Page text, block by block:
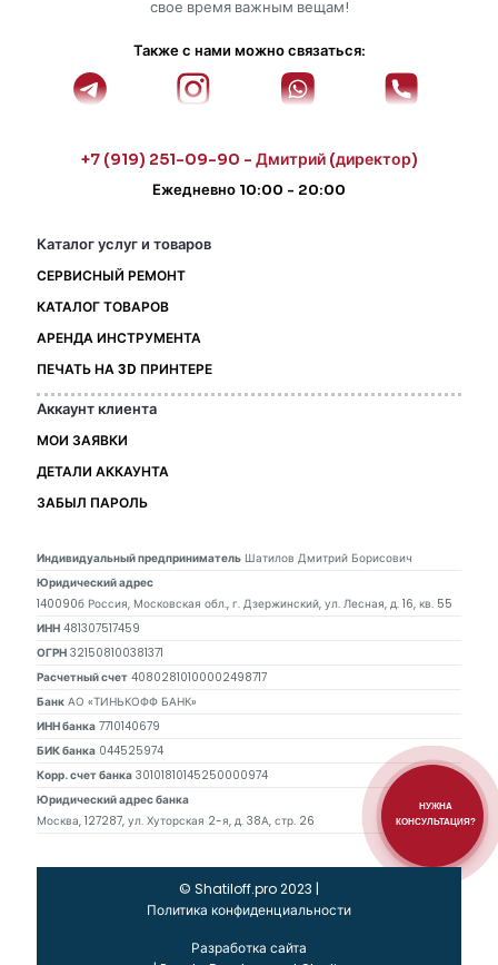
свое время важным вещам!
Также с нами можно связаться:
+7 (919) 251-09-90 - Дмитрий (директор)
Ежедневно 10:00 - 20:00
Каталог услуг и товаров
СЕРВИСНЫЙ РЕМОНТ
КАТАЛОГ ТОВАРОВ
АРЕНДА ИНСТРУМЕНТА
ПЕЧАТЬ НА 3D ПРИНТЕРЕ
Аккаунт клиента
МОИ ЗАЯВКИ
ДЕТАЛИ АККАУНТА
ЗАБЫЛ ПАРОЛЬ
Индивидуальный предприниматель Шатилов Дмитрий Борисович
Юридический адрес
140090б Россия, Московская обл., г. Дзержинский, ул. Лесная, д. 16, кв. 55
ИНН 481307517459
ОГРН 321508100381371
Расчетный счет 40802810100002498717
Банк АО «ТИНЬКОФФ БАНК»
ИНН банка 7710140679
БИК банка 044525974
Корр. счет банка 30101810145250000974
Юридический адрес банка
Москва, 127287, ул. Хуторская 2-я, д. 38А, стр. 26
НУЖНА
КОНСУЛЬТАЦИЯ?
© Shatiloff.pro 2023 |
Политика конфиденциальности
Разработка сайта